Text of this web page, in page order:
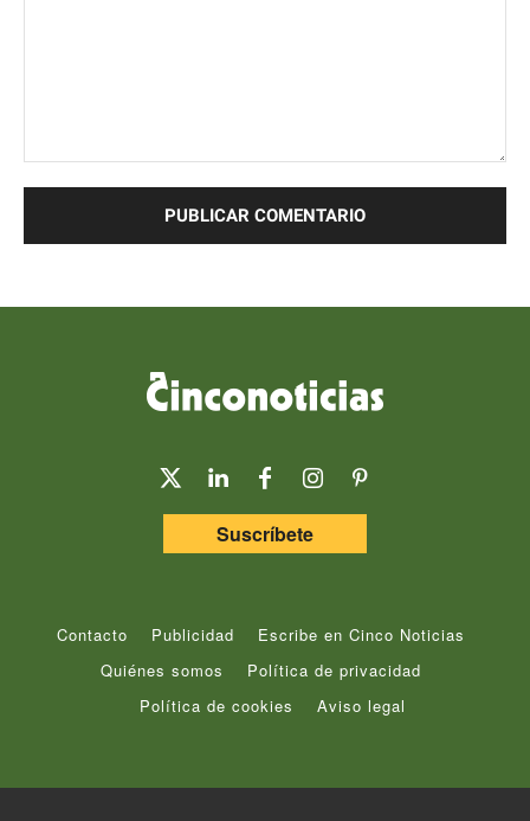
Suscríbete
Contacto Publicidad
Escribe en Cinco Noticias
Quiénes somos
Política de privacidad
Política de cookies
Aviso legal